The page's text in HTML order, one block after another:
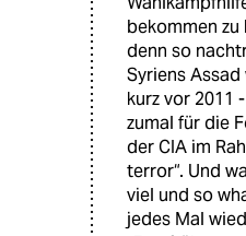
bekommen
denn so
Syriens
kurz vor 2011
zumal für die
der CIA im
terror“. Und
viel und so
jedes Mal